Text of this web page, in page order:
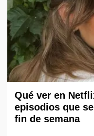
Qué ver en
episodios que
fin de semana